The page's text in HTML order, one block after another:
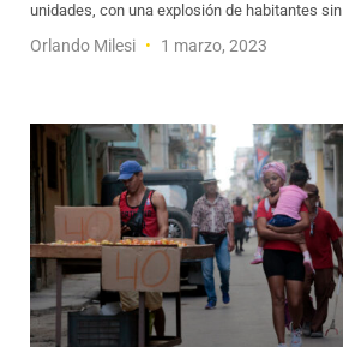
unidades, con una explosión de habitantes sin
Orlando Milesi 1 marzo, 2023